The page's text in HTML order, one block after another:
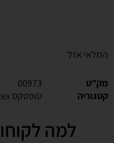
המלאי אזל
מק"ט
00973
קטגוריה
טופטקס tuftex
למה